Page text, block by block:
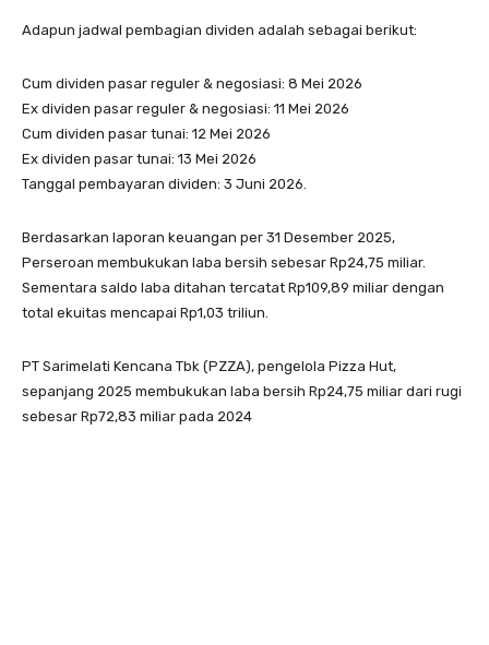
Adapun jadwal pembagian dividen adalah sebagai berikut:
Cum dividen pasar reguler & negosiasi: 8 Mei 2026
Ex dividen pasar reguler & negosiasi: 11 Mei 2026
Cum dividen pasar tunai: 12 Mei 2026
Ex dividen pasar tunai: 13 Mei 2026
Tanggal pembayaran dividen: 3 Juni 2026.
Berdasarkan laporan keuangan per 31 Desember 2025,
Perseroan membukukan laba bersih sebesar Rp24,75 miliar.
Sementara saldo laba ditahan tercatat Rp109,89 miliar dengan
total ekuitas mencapai Rp1,03 triliun.
PT Sarimelati Kencana Tbk (PZZA), pengelola Pizza Hut,
sepanjang 2025 membukukan laba bersih Rp24,75 miliar dari rugi
sebesar Rp72,83 miliar pada 2024